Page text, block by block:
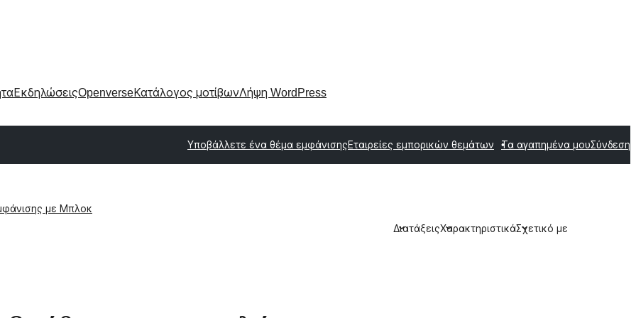
ΕκδηλώσειςOpenverseΚατάλογος μοτίβωνΛήψη WordPress
Υποβάλλετε ένα θέμα εμφάνισηςΕταιρείες εμπορικών θεμάτων Τα αγαπημένα μουΣύνδεση
με Μπλοκ
ΔιατάξειςΧαρακτηριστικάΣχετικό με